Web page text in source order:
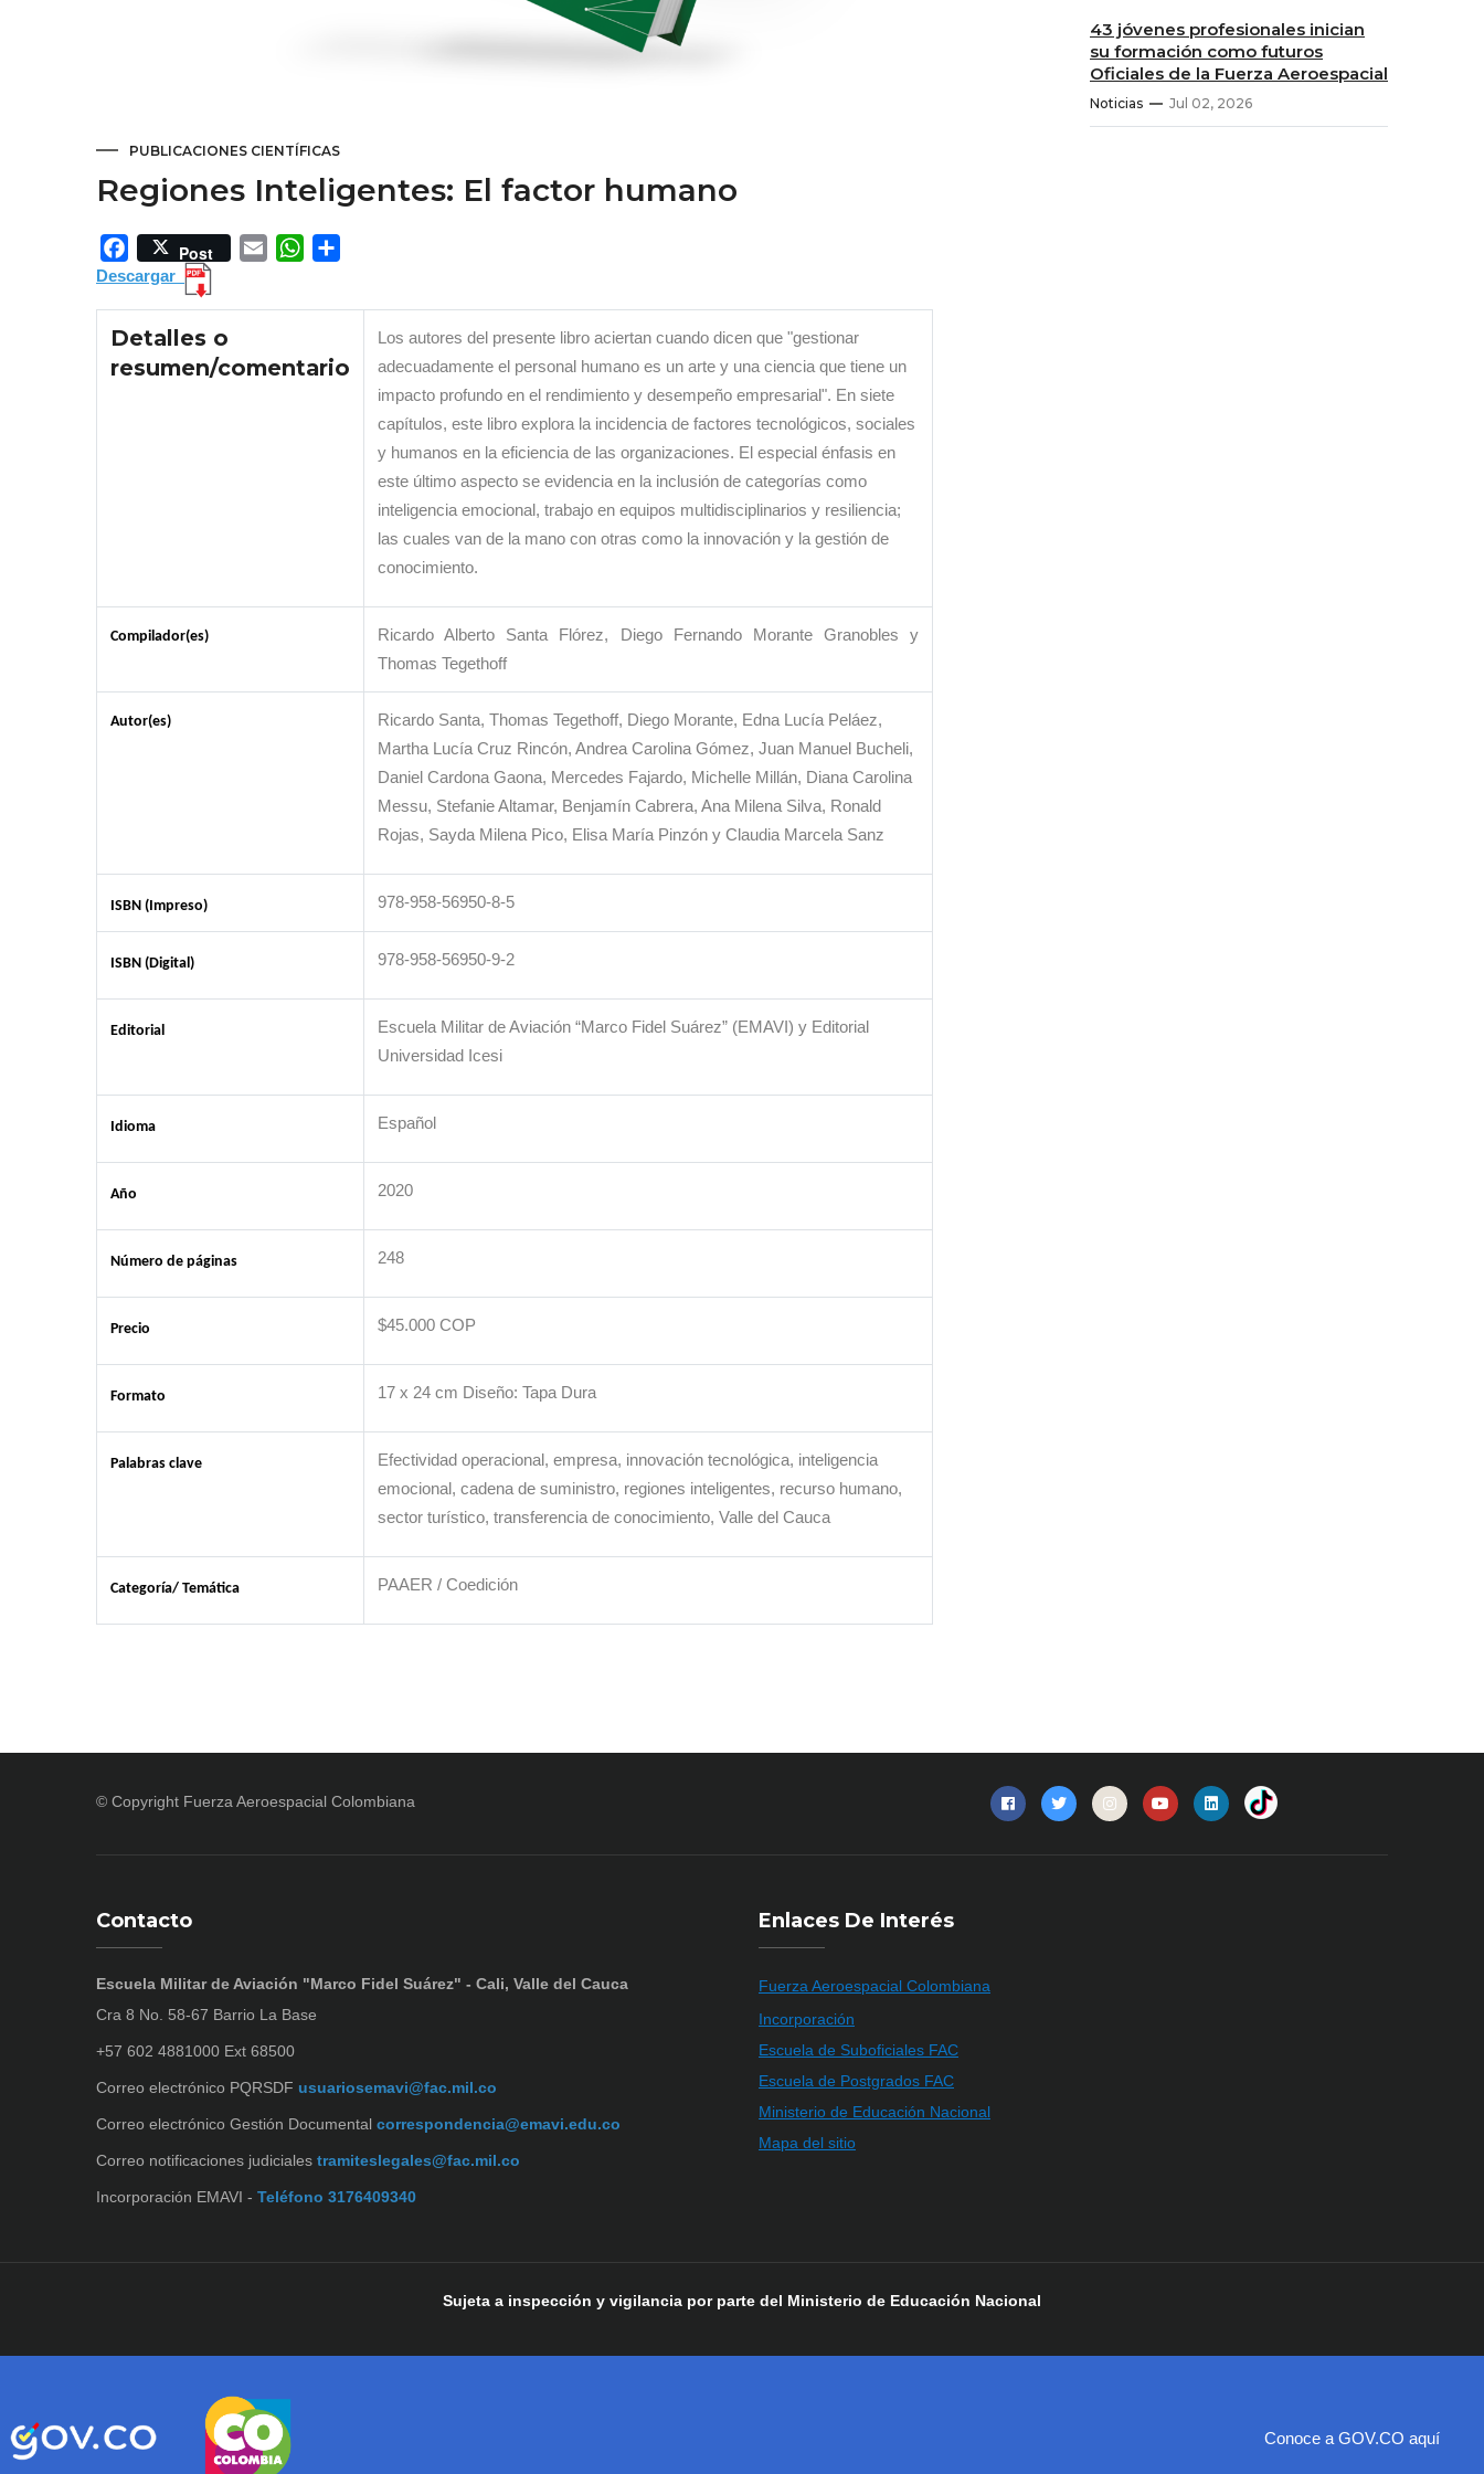
PUBLICACIONES CIENTÍFICAS
Regiones Inteligentes: El factor humano
Facebook
Post Email WhatsApp
Descargar
Detalles o
resumen/comentario
Los autores del presente libro aciertan cuando dicen que "gestionar
adecuadamente el personal humano es un arte y una ciencia que tiene un
impacto profundo en el rendimiento y desempeño empresarial". En siete
capítulos, este libro explora la incidencia de factores tecnológicos, sociales
y humanos en la eficiencia de las organizaciones. El especial énfasis en
este último aspecto se evidencia en la inclusión de categorías como
inteligencia emocional, trabajo en equipos multidisciplinarios y resiliencia;
las cuales van de la mano con otras como la innovación y la gestión de
conocimiento.
Compilador(es)
Ricardo Alberto Santa Flórez, Diego Fernando Morante Granobles y
Thomas Tegethoff
Autor(es)
Ricardo Santa, Thomas Tegethoff, Diego Morante, Edna Lucía Peláez,
Martha Lucía Cruz Rincón, Andrea Carolina Gómez, Juan Manuel Bucheli,
Daniel Cardona Gaona, Mercedes Fajardo, Michelle Millán, Diana Carolina
Messu, Stefanie Altamar, Benjamín Cabrera, Ana Milena Silva, Ronald
Rojas, Sayda Milena Pico, Elisa María Pinzón y Claudia Marcela Sanz
ISBN (Impreso) 978-958-56950-8-5
ISBN (Digital) 978-958-56950-9-2
Editorial
Escuela Militar de Aviación “Marco Fidel Suárez” (EMAVI) y Editorial
Universidad Icesi
Idioma Español
Año 2020
Número de páginas 248
Precio $45.000 COP
Formato 17 x 24 cm Diseño: Tapa Dura
Palabras clave
Efectividad operacional, empresa, innovación tecnológica, inteligencia
emocional, cadena de suministro, regiones inteligentes, recurso humano,
sector turístico, transferencia de conocimiento, Valle del Cauca
Categoría/ Temática PAAER / Coedición
43 jóvenes profesionales inician
su formación como futuros
Oficiales de la Fuerza Aeroespacial
Noticias Jul 02, 2026
© Copyright Fuerza Aeroespacial Colombiana
Contacto
Escuela Militar de Aviación "Marco Fidel Suárez" - Cali, Valle del Cauca
Cra 8 No. 58-67 Barrio La Base
+57 602 4881000 Ext 68500
Correo electrónico PQRSDF usuariosemavi@fac.mil.co
Correo electrónico Gestión Documental correspondencia@emavi.edu.co
Correo notificaciones judiciales tramiteslegales@fac.mil.co
Incorporación EMAVI - Teléfono 3176409340
Enlaces De Interés
Fuerza Aeroespacial Colombiana
Incorporación
Escuela de Suboficiales FAC
Escuela de Postgrados FAC
Ministerio de Educación Nacional
Mapa del sitio
Sujeta a inspección y vigilancia por parte del Ministerio de Educación Nacional
Conoce a GOV.CO aquí